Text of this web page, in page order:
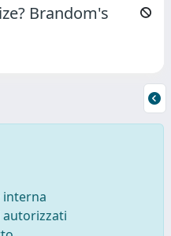
Brandom's
interna